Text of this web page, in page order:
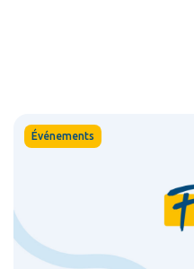
Événements